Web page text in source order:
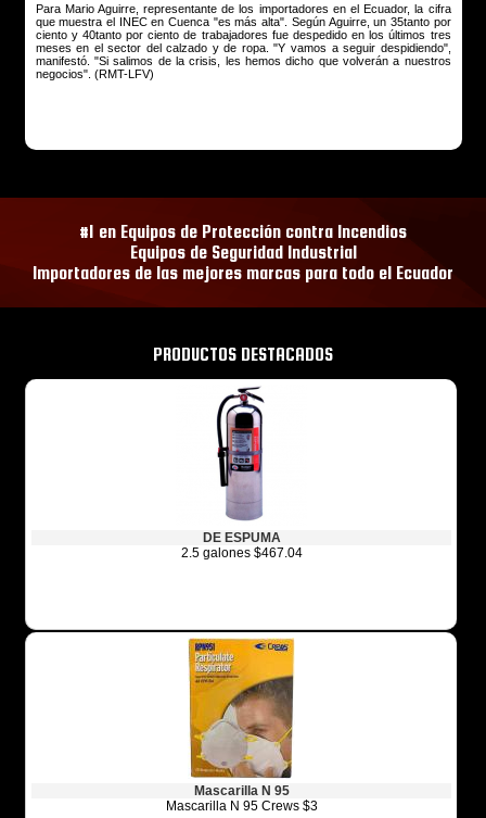
Para Mario Aguirre, representante de los importadores en el Ecuador, la cifra
que muestra el INEC en Cuenca "es más alta". Según Aguirre, un 35tanto por
ciento y 40tanto por ciento de trabajadores fue despedido en los últimos tres
meses en el sector del calzado y de ropa. "Y vamos a seguir despidiendo",
manifestó. "Si salimos de la crisis, les hemos dicho que volverán a nuestros
negocios". (RMT-LFV)
#1 en Equipos de Protección contra Incendios
Equipos de Seguridad Industrial
Importadores de las mejores marcas para todo el Ecuador
PRODUCTOS DESTACADOS
DE ESPUMA
2.5 galones $467.04
Mascarilla N 95
Mascarilla N 95 Crews $3